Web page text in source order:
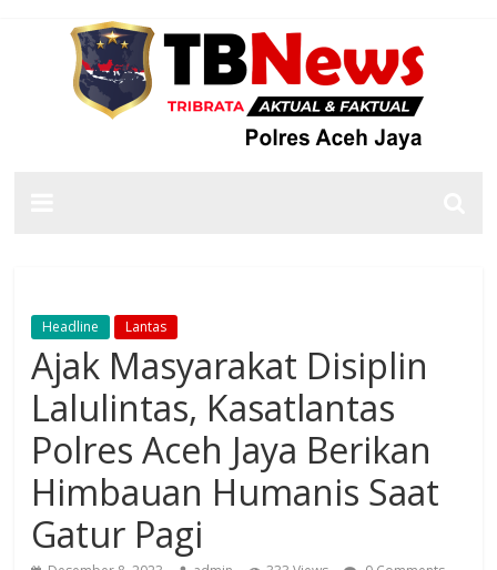
Headline Lantas
Ajak Masyarakat Disiplin
Lalulintas, Kasatlantas
Polres Aceh Jaya Berikan
Himbauan Humanis Saat
Gatur Pagi